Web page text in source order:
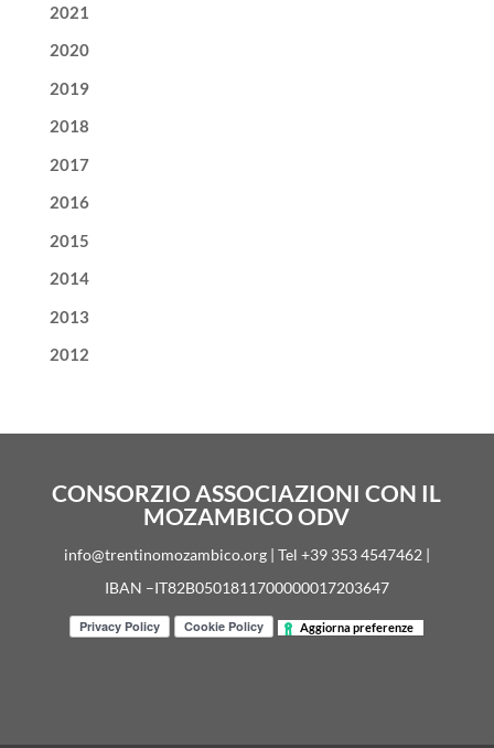
2021
2020
2019
2018
2017
2016
2015
2014
2013
2012
CONSORZIO ASSOCIAZIONI CON IL
MOZAMBICO ODV
info@trentinomozambico.org | Tel +39 353 4547462 |
IBAN –IT82B0501811700000017203647
Aggiorna preferenze